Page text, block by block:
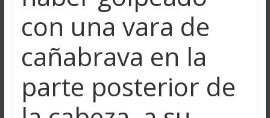
con una vara de
cañabrava en la
parte posterior de